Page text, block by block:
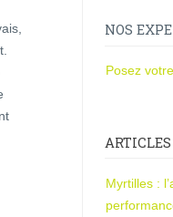
NOS
Posez
Myrtilles :